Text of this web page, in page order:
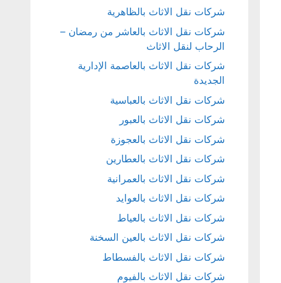
شركات نقل الاثاث بالظاهرية
شركات نقل الاثاث بالعاشر من رمضان –
الرحاب لنقل الاثاث
شركات نقل الاثاث بالعاصمة الإدارية
الجديدة
شركات نقل الاثاث بالعباسية
شركات نقل الاثاث بالعبور
شركات نقل الاثاث بالعجوزة
شركات نقل الاثاث بالعطارين
شركات نقل الاثاث بالعمرانية
شركات نقل الاثاث بالعوايد
شركات نقل الاثاث بالعياط
شركات نقل الاثاث بالعين السخنة
شركات نقل الاثاث بالفسطاط
شركات نقل الاثاث بالفيوم